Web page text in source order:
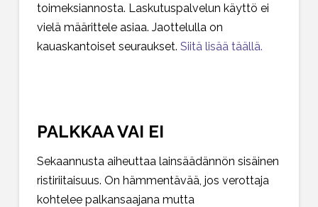
toimeksiannosta. Laskutuspalvelun käyttö ei
vielä määrittele asiaa. Jaottelulla on
kauaskantoiset seuraukset. Siitä lisää täällä.
PALKKAA VAI EI
Sekaannusta aiheuttaa lainsäädännön sisäinen
ristiriitaisuus. On hämmentävää, jos verottaja
kohtelee palkansaajana mutta